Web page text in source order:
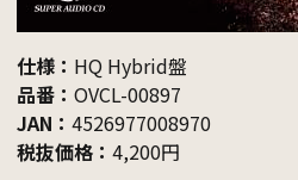
仕様： HQ Hybrid盤
品番： OVCL-00897
JAN： 4526977008970
税抜価格： 4,200円